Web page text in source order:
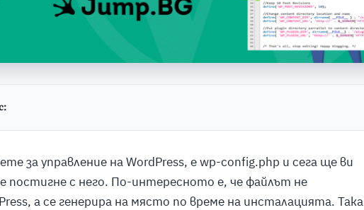
за управление на WordPress, е wp-config.php и сега ще ви
постигне с него. По-интересното е, че файлът не
а се генерира на място по време на инсталацията. Така